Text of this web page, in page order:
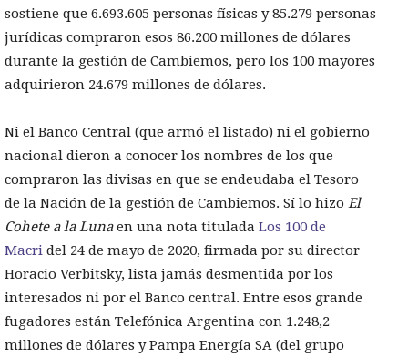
sostiene que 6.693.605 personas físicas y 85.279 personas
jurídicas compraron esos 86.200 millones de dólares
durante la gestión de Cambiemos, pero los 100 mayores
adquirieron 24.679 millones de dólares.
Ni el Banco Central (que armó el listado) ni el gobierno
nacional dieron a conocer los nombres de los que
compraron las divisas en que se endeudaba el Tesoro
de la Nación de la gestión de Cambiemos. Sí lo hizo El
Cohete a la Lunaen una nota titulada Los 100 de
Macri del 24 de mayo de 2020, firmada por su director
Horacio Verbitsky, lista jamás desmentida por los
interesados ni por el Banco central. Entre esos grande
fugadores están Telefónica Argentina con 1.248,2
millones de dólares y Pampa Energía SA (del grupo